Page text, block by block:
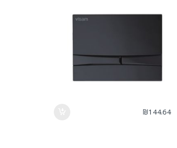
₪144.64